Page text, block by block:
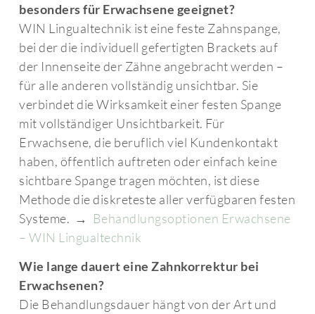
besonders für Erwachsene geeignet?
WIN Lingualtechnik ist eine feste Zahnspange,
bei der die individuell gefertigten Brackets auf
der Innenseite der Zähne angebracht werden –
für alle anderen vollständig unsichtbar. Sie
verbindet die Wirksamkeit einer festen Spange
mit vollständiger Unsichtbarkeit. Für
Erwachsene, die beruflich viel Kundenkontakt
haben, öffentlich auftreten oder einfach keine
sichtbare Spange tragen möchten, ist diese
Methode die diskreteste aller verfügbaren festen
Systeme. → Behandlungsoptionen Erwachsene
– WIN Lingualtechnik
Wie lange dauert eine Zahnkorrektur bei
Erwachsenen?
Die Behandlungsdauer hängt von der Art und